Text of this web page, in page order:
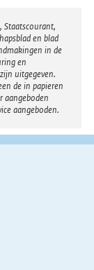
Staatscourant,
en blad
in de
en
uitgegeven.
de in papieren
aangeboden
aangeboden.